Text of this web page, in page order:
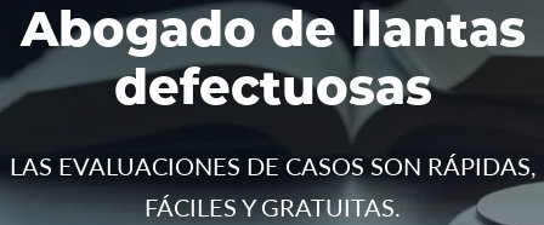
Abogado de llantas
defectuosas
LAS EVALUACIONES DE CASOS SON RÁPIDAS,
FÁCILES Y GRATUITAS.